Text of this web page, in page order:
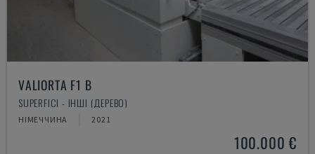
VALIORTA F1 B
SUPERFICI - ІНШІ (ДЕРЕВО)
НІМЕЧЧИНА 2021
100.000 €